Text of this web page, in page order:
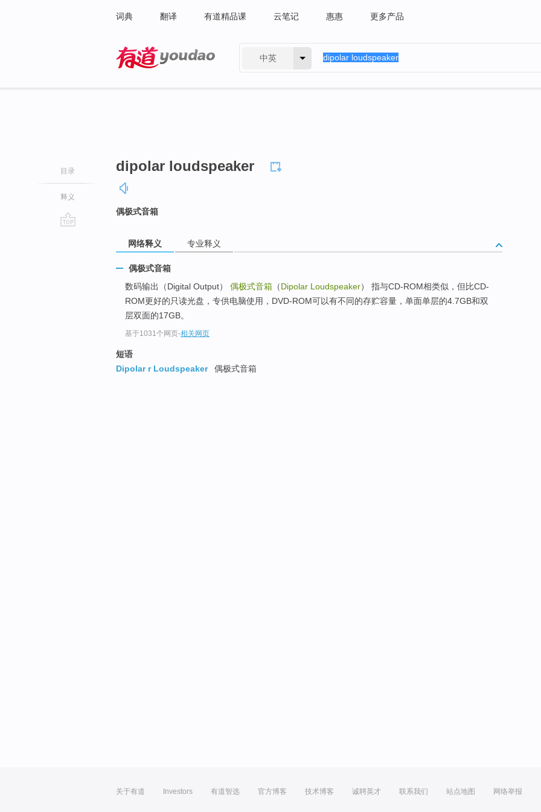
词典 翻译 有道精品课 云笔记 惠惠 更多产品
中英
目录
释义
dipolar loudspeaker
偶极式音箱
网络释义 专业释义
偶极式音箱
数码输出（Digital Output） 偶极式音箱 （Dipolar Loudspeaker） 指与CD-ROM相类似，但比CD-
ROM更好的只读光盘，专供电脑使用，DVD-ROM可以有不同的存贮容量，单面单层的4.7GB和双
层双面的17GB。
基于1031个网页-相关网页
短语
Dipolar r Loudspeaker
偶极式音箱
关于有道 Investors 有道智选 官方博客 技术博客 诚聘英才 联系我们 站点地图 网络举报